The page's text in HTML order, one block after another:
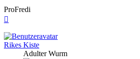
ProFredi
Rikes Kiste
Adulter Wurm